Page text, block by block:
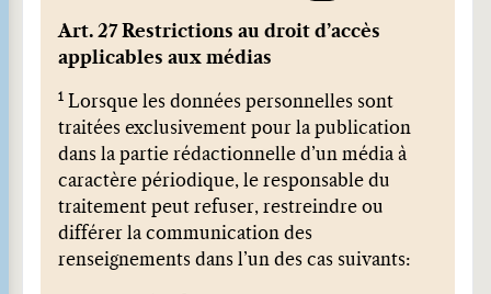
Art. 27 Restrictions au droit d’accès
applicables aux médias
1
Lorsque les données personnelles sont
traitées exclusivement pour la publication
dans la partie rédactionnelle d’un média à
caractère périodique, le responsable du
traitement peut refuser, restreindre ou
différer la communication des
renseignements dans l’un des cas suivants: